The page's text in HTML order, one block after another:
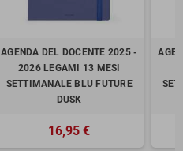
AGENDA DEL DOCENTE 2025 -
2026 LEGAMI 13 MESI
SETTIMANALE BLU FUTURE
DUSK
16,95 €